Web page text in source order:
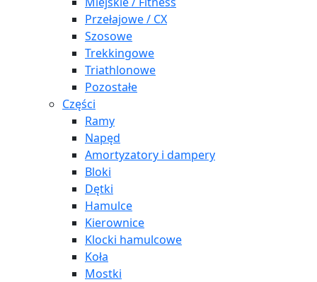
Przełajowe / CX
Szosowe
Trekkingowe
Triathlonowe
Pozostałe
Części
Ramy
Napęd
Amortyzatory i dampery
Bloki
Dętki
Hamulce
Kierownice
Klocki hamulcowe
Koła
Mostki